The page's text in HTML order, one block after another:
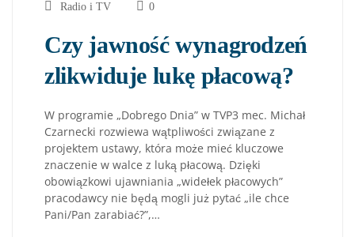
Radio i TV 0
Czy jawność wynagrodzeń
zlikwiduje lukę płacową?
W programie „Dobrego Dnia” w TVP3 mec. Michał
Czarnecki rozwiewa wątpliwości związane z
projektem ustawy, która może mieć kluczowe
znaczenie w walce z luką płacową. Dzięki
obowiązkowi ujawniania „widełek płacowych”
pracodawcy nie będą mogli już pytać „ile chce
Pani/Pan zarabiać?”,…